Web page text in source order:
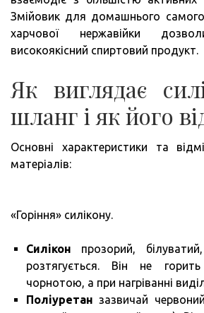
Змійовик для домашнього
харчової нержавійки
високоякісний спиртовий продукт.
Як виглядає
шланг і як його
Основні характеристики та
матеріалів:
«Горіння» силікону.
Силікон прозорий,
розтягується. Він не
чорнотою, а при нагріванні
Поліуретан зазвичай